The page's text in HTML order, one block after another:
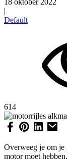
|
Default
614
Overweeg je om je
motor moet